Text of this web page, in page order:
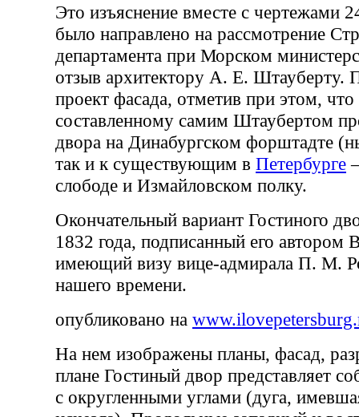
Это изъяснение вместе с чертежами
было направлено на рассмотрение
департамента при Морском
отзыв архитектору А. Е. Штауберту.
проект фасада, отметив при этом, что
составленному самим Штаубертом
двора на Динабургском форштадте
так и к существующим в Петербурге
слободе и Измайловском полку.
Окончательный вариант Гостиного
1832 года, подписанный его
имеющий визу вице-адмирала П. М.
нашего времени.
опубликовано на
На нем изображены планы, фасад,
плане Гостиный двор представляет
с округленными углами (дуга,